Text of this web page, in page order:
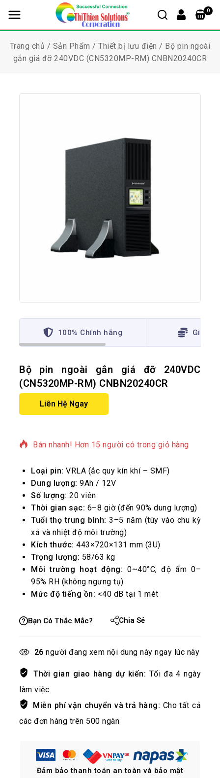
0
Trang chủ / Sản Phẩm / Thiết bị lưu điện / Bộ pin ngoài
gắn giá đỡ 240VDC (CN5320MP-RM) CNBN20240CR
100% Chính hãng Giá
Bộ pin ngoài gắn giá đỡ 240VDC
(CN5320MP-RM) CNBN20240CR
Liên Hệ Ngay
Bán nhanh! Hơn 15 người có trong giỏ hàng
Loại pin: VRLA (ắc quy kín khí – SMF)
Dung lượng: 9Ah / 12V
Số lượng: 20 viên
Thời gian sạc: 6–8 giờ (đến 90% dung lượng)
Tuổi thọ trung bình: 3–5 năm (tùy vào chu kỳ
xả và nhiệt độ môi trường)
Kích thước: 443×720×131 mm (3U)
Trọng lượng: 58/63 kg
Môi trường hoạt động: 0~40°C, độ ẩm 0–
95% RH (không ngưng tụ)
Mức độ tiếng ồn: <40 dB tại 1 mét
Bạn Có Thắc Mắc? Chia Sẻ
26 người đang xem nội dung này ngay lúc này
Thời gian giao hàng dự kiến: Tối đa 4 ngày
làm việc
Miễn phí vận chuyển và trả hàng: Cho tất cả
các đơn hàng trên 500 ngàn
Đảm bảo thanh toán an toàn và bảo mật